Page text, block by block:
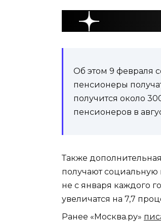
Об этом 9 февраля
пенсионеры
получится около
пенсионеров в
Также
получают социальную
не с января каждого
увеличатся на 7,7
Ранее «Москва.ру»